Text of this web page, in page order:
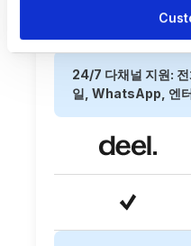
24/7 다채널 지원:
일, WhatsApp, 엔